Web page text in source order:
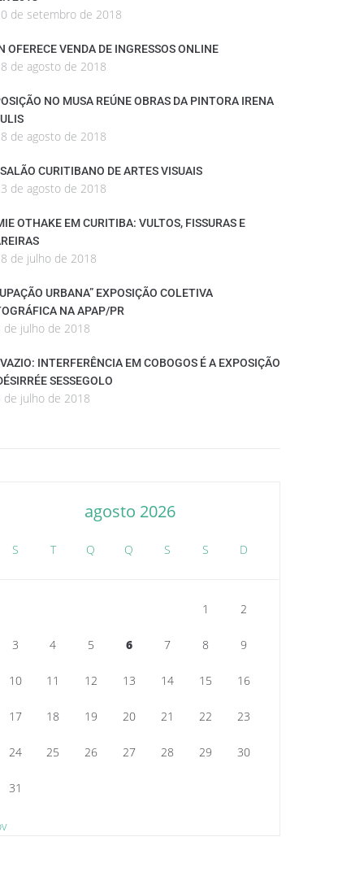
de setembro de 2018
OFERECE VENDA DE INGRESSOS ONLINE
de agosto de 2018
NO MUSA REÚNE OBRAS DA PINTORA IRENA
de agosto de 2018
CURITIBANO DE ARTES VISUAIS
de agosto de 2018
OTHAKE EM CURITIBA: VULTOS, FISSURAS E
de julho de 2018
URBANA” EXPOSIÇÃO COLETIVA
NA APAP/PR
de julho de 2018
INTERFERÊNCIA EM COBOGOS É A EXPOSIÇÃO
SESSEGOLO
de julho de 2018
agosto 2026
S T Q Q S S D
1 2
3 4 5 6 7 8 9
10 11 12 13 14 15 16
17 18 19 20 21 22 23
24 25 26 27 28 29 30
31